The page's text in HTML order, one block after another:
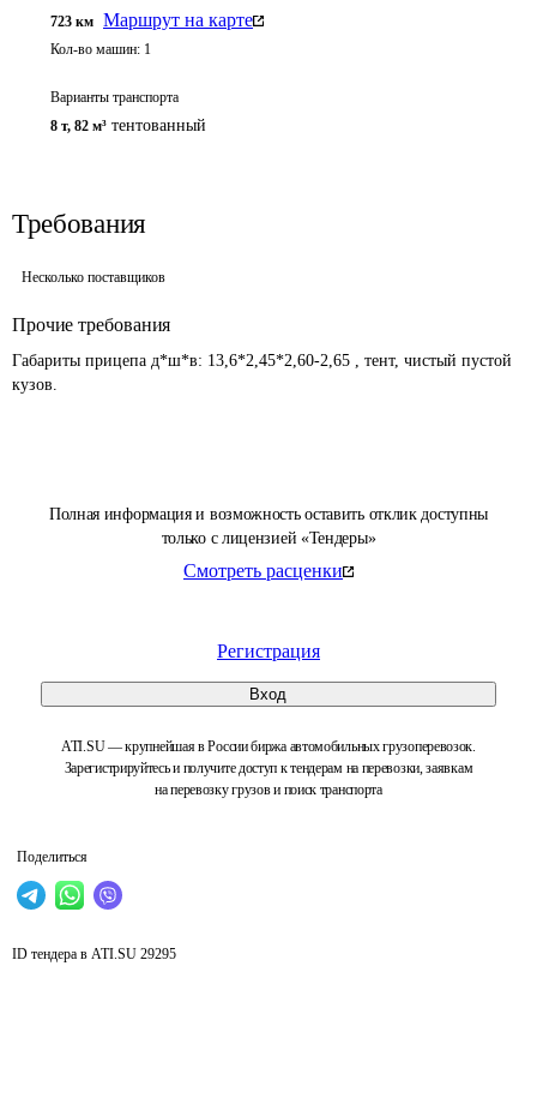
Полная информация и возможность оставить отклик доступны
только с лицензией «Тендеры»
Смотреть расценки
Регистрация
Вход
ATI.SU — крупнейшая в России биржа автомобильных грузоперевозок.
Зарегистрируйтесь и получите доступ к тендерам на перевозки, заявкам
на перевозку грузов и поиск транспорта
Поделиться
723 км Маршрут на карте
Кол-во машин: 1
Варианты транспорта
8 т, 82 м³ тентованный
Требования
Несколько поставщиков
Прочие требования
Габариты прицепа д*ш*в: 13,6*2,45*2,60-2,65 , тент, чистый пустой
кузов.
ID тендера в ATI.SU 29295